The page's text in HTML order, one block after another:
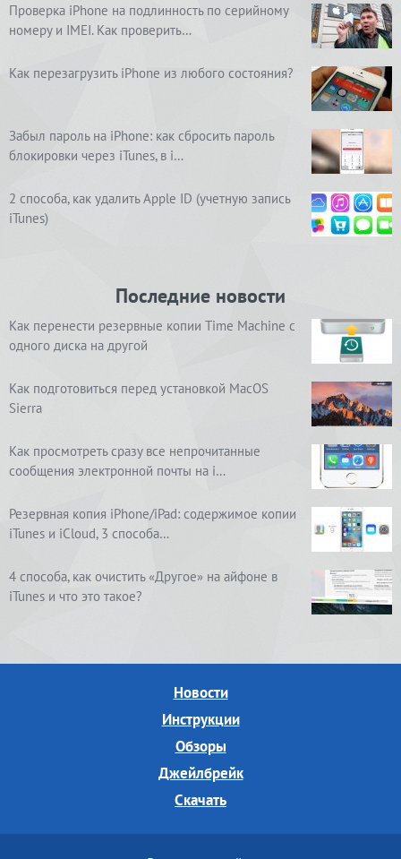
Проверка iPhone на подлинность по серийному
номеру и IMEI. Как проверить…
Как перезагрузить iPhone из любого состояния?
Забыл пароль на iPhone: как сбросить пароль
блокировки через iTunes, в i…
2 способа, как удалить Apple ID (учетную запись
iTunes)
Последние новости
Как перенести резервные копии Time Machine с
одного диска на другой
Как подготовиться перед установкой MacOS
Sierra
Как просмотреть сразу все непрочитанные
сообщения электронной почты на i…
Резервная копия iPhone/iPad: содержимое копии
iTunes и iCloud, 3 способа…
4 способа, как очистить «Другое» на айфоне в
iTunes и что это такое?
Новости
Инструкции
Обзоры
Джейлбрейк
Скачать